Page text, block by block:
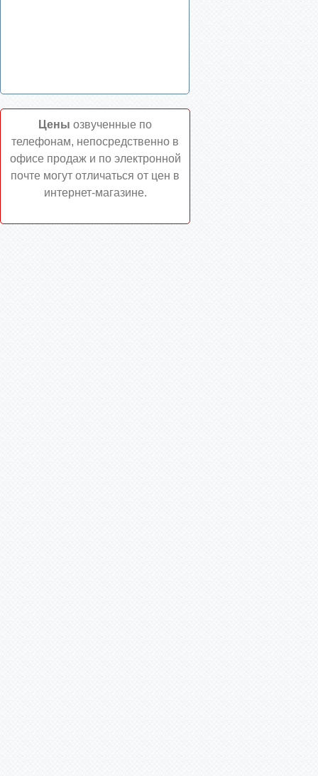
Цены озвученные по
телефонам, непосредственно в
офисе продаж и по электронной
почте могут отличаться от цен в
интернет-магазине.